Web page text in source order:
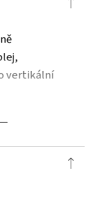
vertikální